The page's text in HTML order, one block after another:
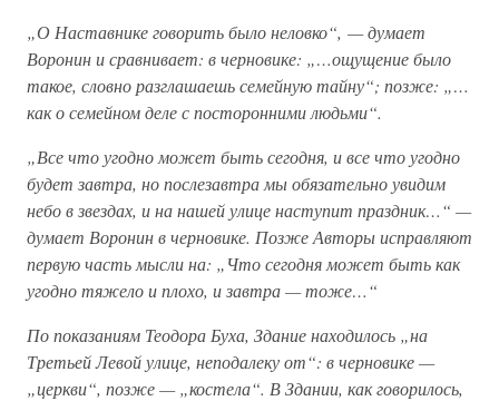
„О Наставнике говорить было неловко“, — думает
Воронин и сравнивает: в черновике: „…ощущение было
такое, словно разглашаешь семейную тайну“; позже: „…
как о семейном деле с посторонними людьми“.
„Все что угодно может быть сегодня, и все что угодно
будет завтра, но послезавтра мы обязательно увидим
небо в звездах, и на нашей улице наступит праздник…“ —
думает Воронин в черновике. Позже Авторы исправляют
первую часть мысли на: „Что сегодня может быть как
угодно тяжело и плохо, и завтра — тоже…“
По показаниям Теодора Буха, Здание находилось „на
Третьей Левой улице, неподалеку от“: в черновике —
„церкви“, позже — „костела“. В Здании, как говорилось,